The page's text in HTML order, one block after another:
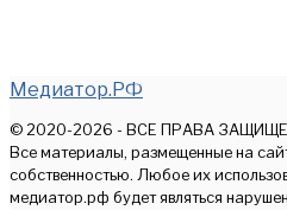
Медиатор.РФ
© 2020-2026 - ВСЕ ПРАВА
Все материалы, размещенные на
собственностью. Любое их
медиатор.рф будет являться